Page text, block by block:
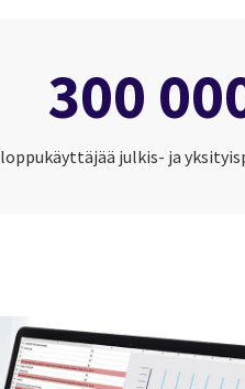
300
loppukäyttäjää julkis- ja